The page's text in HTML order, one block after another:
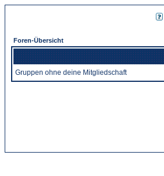
Foren-Übersicht
Gruppen ohne deine Mitgliedschaft